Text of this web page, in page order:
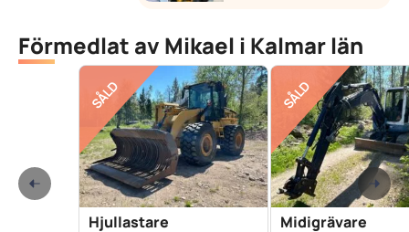
Förmedlat av Mikael i Kalmar län
SÅLD
Hjullastare
SÅLD
Midigrävare